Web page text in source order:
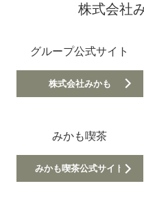
株式会社
グループ公式サイト
株式会社みかも
みかも喫茶
みかも喫茶公式サイト